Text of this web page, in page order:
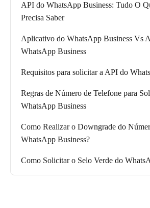
API do WhatsApp Business: Tudo O
Precisa Saber
Aplicativo do WhatsApp Business Vs
WhatsApp Business
Requisitos para solicitar a API do
Regras de Número de Telefone para
WhatsApp Business
Como Realizar o Downgrade do
WhatsApp Business?
Como Solicitar o Selo Verde do